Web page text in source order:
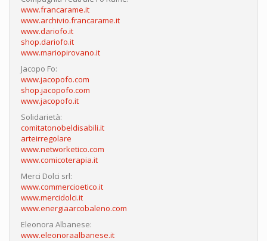
www.francarame.it
www.archivio.francarame.it
www.dariofo.it
shop.dariofo.it
www.mariopirovano.it
Jacopo Fo:
www.jacopofo.com
shop.jacopofo.com
www.jacopofo.it
Solidarietà:
comitatonobeldisabili.it
arteirregolare
www.networketico.com
www.comicoterapia.it
Merci Dolci srl:
www.commercioetico.it
www.mercidolci.it
www.energiaarcobaleno.com
Eleonora Albanese:
www.eleonoraalbanese.it